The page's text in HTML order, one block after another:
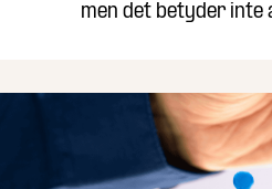
men det betyder inte